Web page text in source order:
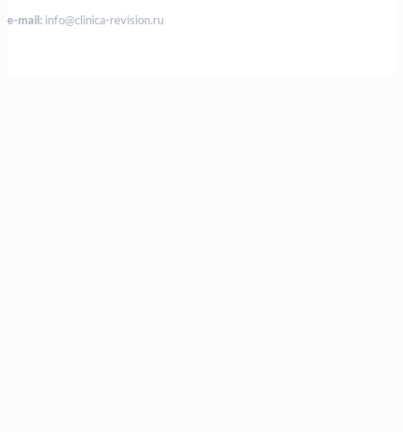
e-mail: info@clinica-revision.ru